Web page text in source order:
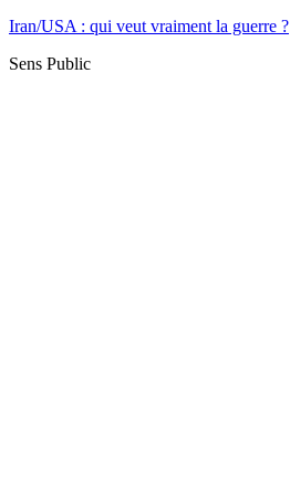
Iran/USA : qui veut vraiment la guerre ?
Sens Public